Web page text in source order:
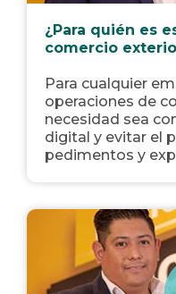
¿Para quién es
comercio
Para cualquier
operaciones de
necesidad sea
digital y evitar el
pedimentos y